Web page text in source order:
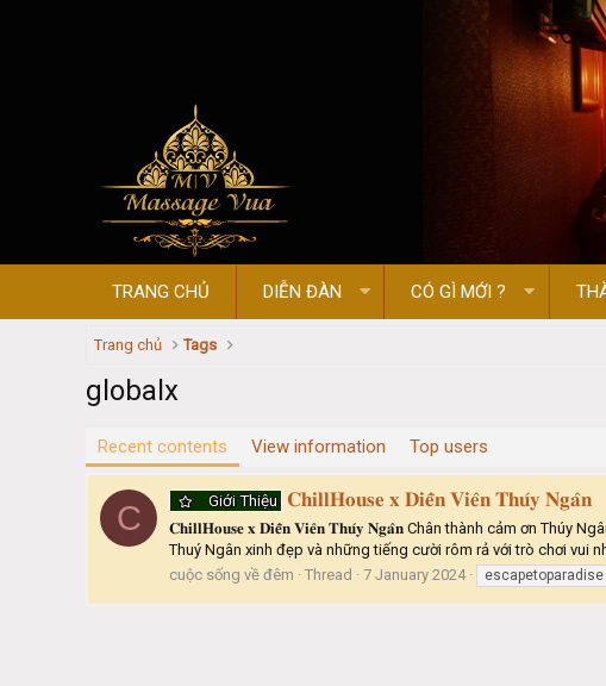
TRANG CHỦ DIỄN ĐÀN CÓ GÌ MỚI ?
Trang chủ Tags
globalx
Recent contents View information Top users
C Giới Thiệu 𝐂𝐡𝐢𝐥𝐥𝐇𝐨𝐮𝐬𝐞 𝐱 𝐃𝐢𝐞̂̃𝐧 𝐕𝐢𝐞̂𝐧 𝐓𝐡𝐮́𝐲 𝐍𝐠𝐚̂𝐧
𝐂𝐡𝐢𝐥𝐥𝐇𝐨𝐮𝐬𝐞 𝐱 𝐃𝐢𝐞̂̃𝐧 𝐕𝐢𝐞̂𝐧 𝐓𝐡𝐮́𝐲 𝐍𝐠𝐚̂𝐧 Chân thành cảm ơn Thúy
Thuý Ngân xinh đẹp và những tiếng cười rôm rả với trò chơi vui
cuộc sống về đêm
Thread 7 January 2024 escapetoparadise